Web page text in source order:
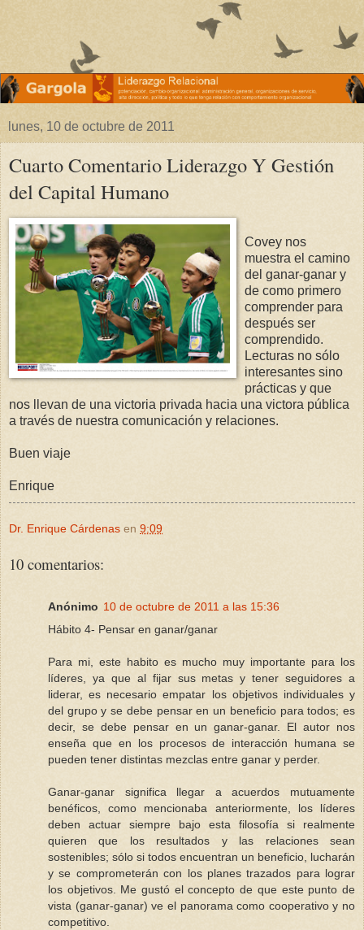
lunes, 10 de octubre de 2011
Cuarto Comentario Liderazgo Y Gestión
del Capital Humano
Covey nos
muestra el camino
del ganar-ganar y
de como primero
comprender para
después ser
comprendido.
Lecturas no sólo
interesantes sino
prácticas y que
nos llevan de una victoria privada hacia una victora pública
a través de nuestra comunicación y relaciones.
Buen viaje
Enrique
Dr. Enrique Cárdenas en 9:09
10 comentarios:
Anónimo 10 de octubre de 2011 a las 15:36
Hábito 4- Pensar en ganar/ganar
Para mi, este habito es mucho muy importante para los
líderes, ya que al fijar sus metas y tener seguidores a
liderar, es necesario empatar los objetivos individuales y
del grupo y se debe pensar en un beneficio para todos; es
decir, se debe pensar en un ganar-ganar. El autor nos
enseña que en los procesos de interacción humana se
pueden tener distintas mezclas entre ganar y perder.
Ganar-ganar significa llegar a acuerdos mutuamente
benéficos, como mencionaba anteriormente, los líderes
deben actuar siempre bajo esta filosofía si realmente
quieren que los resultados y las relaciones sean
sostenibles; sólo si todos encuentran un beneficio, lucharán
y se comprometerán con los planes trazados para lograr
los objetivos. Me gustó el concepto de que este punto de
vista (ganar-ganar) ve el panorama como cooperativo y no
competitivo.